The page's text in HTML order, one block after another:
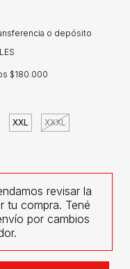
o depósito
$180.000
XXL XXXL
revisar la
tu compra. Tené
por cambios